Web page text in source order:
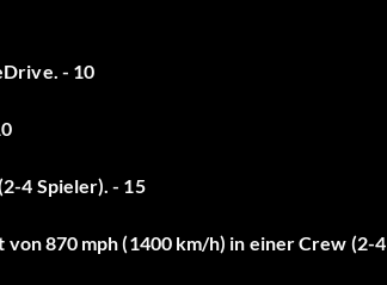
- 10
4 Spieler). - 15
870 mph (1400 km/h) in einer Crew (2-4